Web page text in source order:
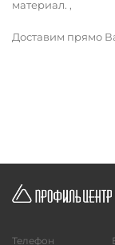
материал. ,
Доставим прямо
Телефон